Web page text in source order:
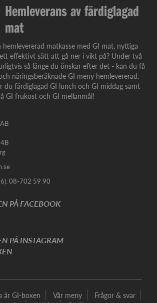
Hemleverans av färdiglagad
mat
matkasse med GI mat, nyttiga
effektivt sätt att gå ner i vikt på? Under två
så länge du önskar efter det - kan du få
näringsberäknade GI meny hemlevererad.
du färdiglagad GI lunch och GI middag samt
GI frukost och GI mellanmål!
08-702 59 90
PÅ FACEBOOK
PÅ INSTAGRAM
är GI-boxen Vår meny
Frågor & svar